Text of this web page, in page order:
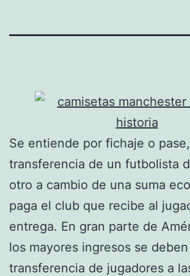
Se entiende por fichaje o
transferencia de un futbolista
otro a cambio de una suma
paga el club que recibe al
entrega. En gran parte de
los mayores ingresos se
transferencia de jugadores a